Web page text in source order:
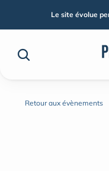
Retour aux évènements
Le site évolue